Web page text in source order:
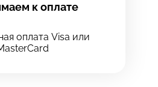
к оплате
оплата Visa или